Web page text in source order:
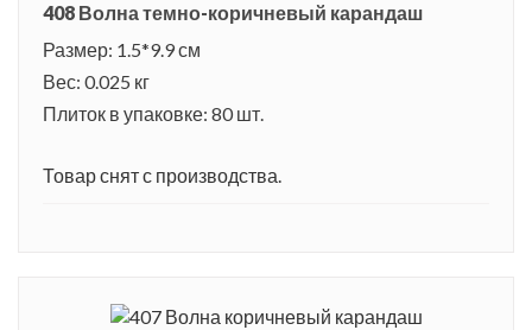
408 Волна темно-коричневый карандаш
Размер: 1.5*9.9 см
Вес: 0.025 кг
Плиток в упаковке: 80 шт.
Товар снят с производства.